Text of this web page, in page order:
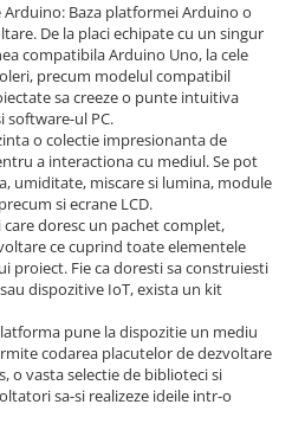
Baza platformei Arduino o
De la placi echipate cu un singur
compatibila Arduino Uno, la cele
precum modelul compatibil
sa creeze o punte intuitiva
ul PC.
o colectie impresionanta de
a interactiona cu mediul. Se pot
umiditate, miscare si lumina, module
si ecrane LCD.
doresc un pachet complet,
ce cuprind toate elementele
proiect. Fie ca doresti sa construiesti
dispozitive IoT, exista un kit
pune la dispozitie un mediu
codarea placutelor de dezvoltare
o vasta selectie de biblioteci si
sa-si realizeze ideile intr-o